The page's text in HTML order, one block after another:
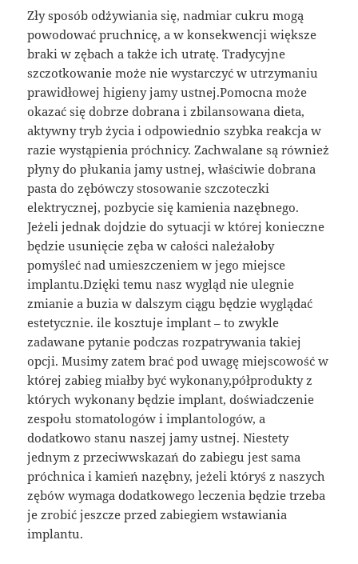
Zły sposób odżywiania się, nadmiar cukru mogą
powodować pruchnicę, a w konsekwencji większe
braki w zębach a także ich utratę. Tradycyjne
szczotkowanie może nie wystarczyć w utrzymaniu
prawidłowej higieny jamy ustnej.Pomocna może
okazać się dobrze dobrana i zbilansowana dieta,
aktywny tryb życia i odpowiednio szybka reakcja w
razie wystąpienia próchnicy. Zachwalane są również
płyny do płukania jamy ustnej, właściwie dobrana
pasta do zębówczy stosowanie szczoteczki
elektrycznej, pozbycie się kamienia nazębnego.
Jeżeli jednak dojdzie do sytuacji w której konieczne
będzie usunięcie zęba w całości należałoby
pomyśleć nad umieszczeniem w jego miejsce
implantu.Dzięki temu nasz wygląd nie ulegnie
zmianie a buzia w dalszym ciągu będzie wyglądać
estetycznie. ile kosztuje implant – to zwykle
zadawane pytanie podczas rozpatrywania takiej
opcji. Musimy zatem brać pod uwagę miejscowość w
której zabieg miałby być wykonany,półprodukty z
których wykonany będzie implant, doświadczenie
zespołu stomatologów i implantologów, a
dodatkowo stanu naszej jamy ustnej. Niestety
jednym z przeciwwskazań do zabiegu jest sama
próchnica i kamień nazębny, jeżeli któryś z naszych
zębów wymaga dodatkowego leczenia będzie trzeba
je zrobić jeszcze przed zabiegiem wstawiania
implantu.